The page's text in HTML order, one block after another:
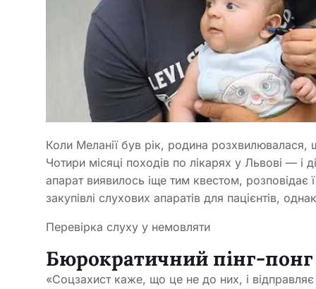
Коли Меланії був рік, родина розхвилювалася,
Чотири місяці походів по лікарях у Львові — і
апарат виявилось іще тим квестом,
закупівлі слухових апаратів для пацієнтів,
Перевірка слуху у немовляти
Бюрократичний пінг-
«Соцзахист каже, що це не до них, і